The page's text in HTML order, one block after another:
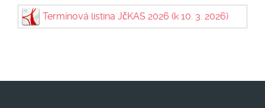
Termínová listina JčKAS 2026 (k 10. 3. 2026)